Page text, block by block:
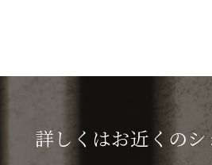
詳しくはお近くの